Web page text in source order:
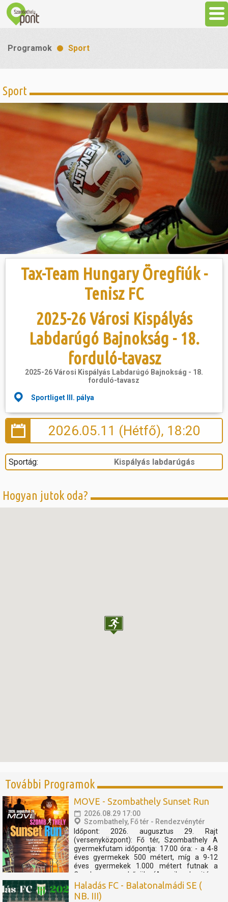
Látnivalók
Gasztronómia
Sport
Szabadidő
Hasznos
Programok Sport
Sport
Tax-Team Hungary Öregfiúk -
Tenisz FC
2025-26 Városi Kispályás
Labdarúgó Bajnokság - 18.
forduló-tavasz
2025-26 Városi Kispályás Labdarúgó Bajnokság - 18.
forduló-tavasz
Sportliget III. pálya
2026.05.11 (Hétfő), 18:20
Sportág: Kispályás labdarúgás
Hogyan jutok oda?
További Programok
MOVE - Szombathely Sunset Run
2026.08.29 17:00
Szombathely, Fő tér - Rendezvénytér
Időpont: 2026. augusztus 29. Rajt
(versenyközpont): Fő tér, Szombathely A
gyermekfutam időpontja: 17.00 óra: - a 4-8
éves gyermekek 500 métert, míg a 9-12
éves gyermekek 1.000 métert futnak a
Cosplay szuperhősök (Amerika kapitány,
Thor, Pókember, Venom) műsorát, és a velük
való közös bemelegítést követően....
Haladás FC - Balatonalmádi SE (
NB. III)